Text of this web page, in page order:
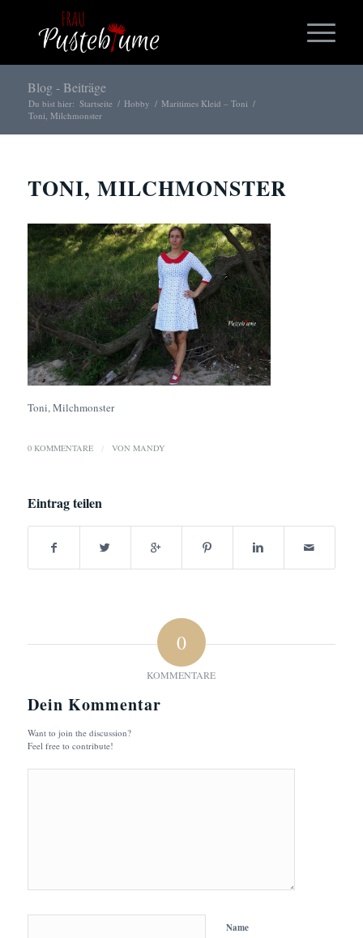
Blog - Beiträge
Du bist hier: Startseite / Hobby / Maritimes Kleid – Toni /
Toni, Milchmonster
TONI, MILCHMONSTER
Toni, Milchmonster
0 KOMMENTARE / VON MANDY
Eintrag teilen
0
KOMMENTARE
Dein Kommentar
Want to join the discussion?
Feel free to contribute!
Name